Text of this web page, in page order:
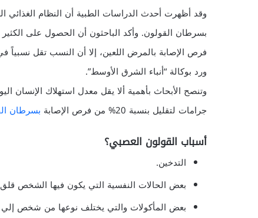
وقد أظهرت أحدث الدراسات الطبية أن النظام الغذائي
بسرطان القولون. وأكد الباحثون أن الحصول على
فرص الإصابة بالمرض اللعين، إلا أن النسب تقل نسبياً
ورد بوكالة “أنباء الشرق الأوسط”.
جرامات لتقليل بنسبة 20% من فرص الإصابة
بسرطان
أسباب القولون العصبي؟
التدخين.
بعض الحالات النفسية التي يكون فيها الشخص
بعض المأكولات والتي يختلف نوعها من شخص إلي